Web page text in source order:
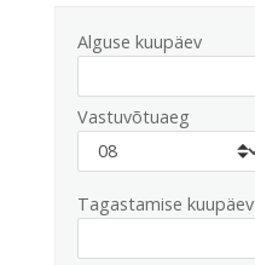
Alguse kuupäev
Vastuvõtuaeg
Tagastamise kuupäev